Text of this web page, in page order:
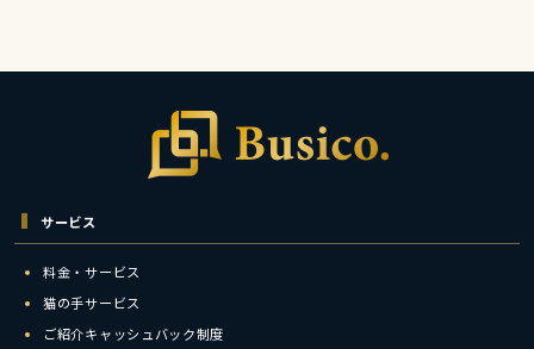
サービス
料金・サービス
猫の手サービス
ご紹介キャッシュバック制度